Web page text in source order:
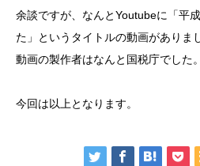
余談ですが、なんとYoutubeに「平
た」というタイトルの動画がありま
動画の製作者はなんと国税庁でした。
今回は以上となります。